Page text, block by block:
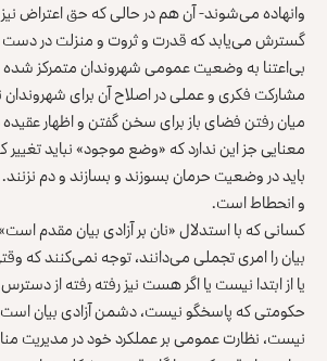
وانهاده می‌شوند- آن هم در حالی که حق اعتراض
گسترش می‌یابد که قدرت و ثروت و منزلت در دست
بی‌اعتنا به وضعیت عمومی شهروندان متمرکز شده
مشارکت فکری و عملی در اصلاح آن برای
میان رفتن فضای باز برای سخن گفتن و اظهار عقیده
معنایی جز این ندارد که «وضع موجود» نباید
باید در وضعیت حرمان بسوزند و بسازند و دم
و انحطاط است.
کسانی که با استدلال «نان بر آزادی بیان مقدم
بیان را امری تجملی می‌دانند، توجه نمی‌کنند که
یا از ابتدا نیست یا اگر هست نیز رفته رفته از
حکومتی که پاسخگو نیست، دشمن آزادی بیان
نیست، نظارت عمومی بر عملکرد خود در مدیریت